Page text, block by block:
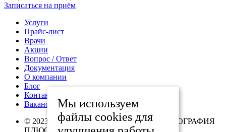
Записаться на приём
Услуги
Прайс-лист
Врачи
Акции
Вопрос / Ответ
Документация
О компании
Блог
Контакты
Вакансии
© 2023 – 2026 г. Медицинский центр «ТОМОГРАФИЯ
ПЛЮС». Все права защищены
Мы используем
файлы cookies для